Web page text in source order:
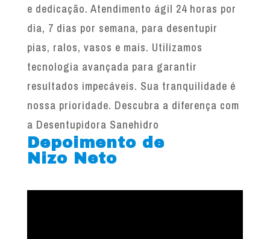
e dedicação. Atendimento ágil 24 horas por
dia, 7 dias por semana, para desentupir
pias, ralos, vasos e mais. Utilizamos
tecnologia avançada para garantir
resultados impecáveis. Sua tranquilidade é
nossa prioridade. Descubra a diferença com
a Desentupidora Sanehidro
Depoimento de
Nizo Neto